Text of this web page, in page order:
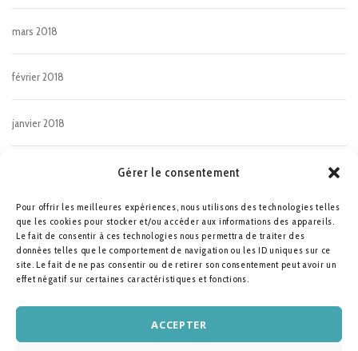
Gérer le consentement
Pour offrir les meilleures expériences, nous utilisons des technologies telles
que les cookies pour stocker et/ou accéder aux informations des appareils.
Le fait de consentir à ces technologies nous permettra de traiter des
données telles que le comportement de navigation ou les ID uniques sur ce
site. Le fait de ne pas consentir ou de retirer son consentement peut avoir un
effet négatif sur certaines caractéristiques et fonctions.
ACCEPTER
mars 2018
février 2018
janvier 2018
octobre 2017
septembre 2017
août 2017